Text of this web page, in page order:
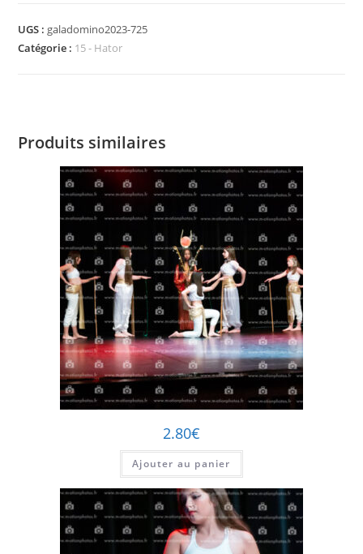
UGS : galadomino2023-725
Catégorie : 15 - Hator
Produits similaires
2.80€
Ajouter au panier